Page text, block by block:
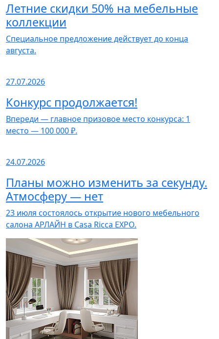
Летние скидки 50% на мебельные
коллекции
Специальное предложение действует до конца
августа.
27.07.2026
Конкурс продолжается!
Впереди — главное призовое место конкурса: 1
место — 100 000 ₽.
24.07.2026
Планы можно изменить за секунду.
Атмосферу — нет
23 июля состоялось открытие нового мебельного
салона АРЛАЙН в Casa Ricca EXPO.